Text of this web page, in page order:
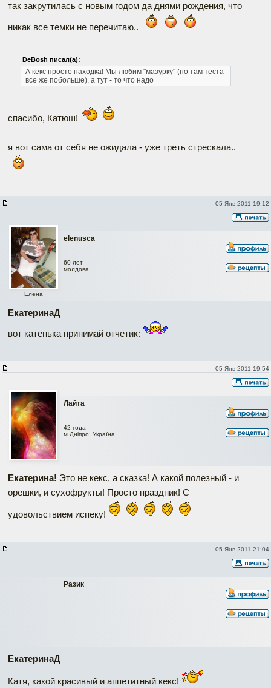
так закрутилась с новым годом да днями рождения, что
никак все темки не перечитаю..
DeBosh писал(а):
А кекс просто находка! Мы любим "мазурку" (но там теста
все же побольше), а тут - то что надо
спасибо, Катюш!
я вот сама от себя не ожидала - уже треть стрескала..
05 Янв 2011 19:12
elenusca
Елена
60 лет
молдова
ЕкатеринаД
вот катенька принимай отчетик:
05 Янв 2011 19:54
Лайта
42 года
м.Дніпро, Україна
Екатерина! Это не кекс, а сказка! А какой полезный - и
орешки, и сухофрукты! Просто праздник! С
удовольствием испеку!
05 Янв 2011 21:04
Разик
ЕкатеринаД
Катя, какой красивый и аппетитный кекс!